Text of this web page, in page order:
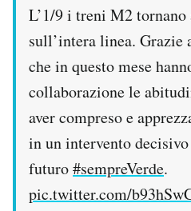
Esci
L’1/9 i treni M2 tornano
sull’intera linea. Grazie
che in questo mese
collaborazione le
aver compreso e
in un intervento
futuro#sempreVerde.
pic.twitter.com/